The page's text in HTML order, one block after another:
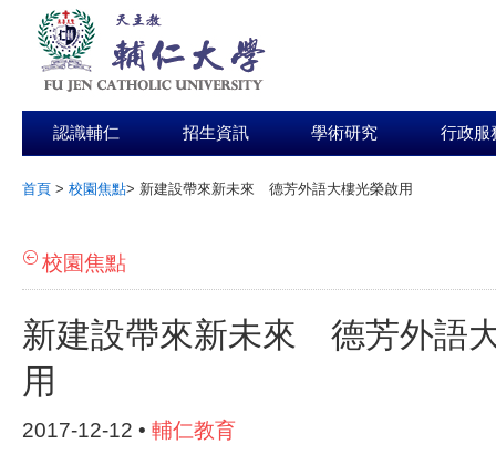
認識輔仁 招生資訊 學術研究 行政服
首頁 > 校園焦點> 新建設帶來新未來 德芳外語大樓光榮啟用
校園焦點
新建設帶來新未來 德芳外語
用
2017-12-12 • 輔仁教育